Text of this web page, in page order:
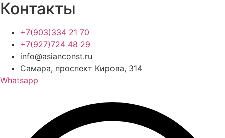
Контакты
+7(903)334 21 70
+7(927)724 48 29
info@asianconst.ru
Самара, проспект Кирова, 314
Whatsapp